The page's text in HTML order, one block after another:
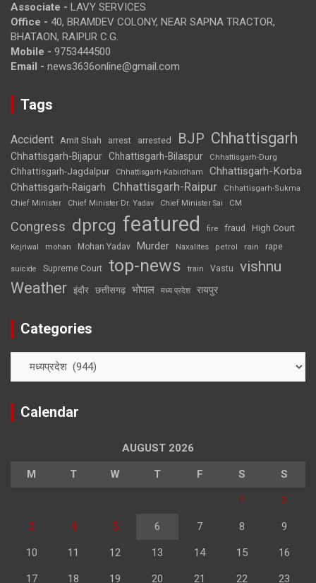
Associate - LAVY SERVICES
Office - 40, BRAMDEV COLONY, NEAR SAPNA TRACTOR,
BHATAON, RAIPUR C.G.
Mobile - 9753444500
Email - news3636online@gmail.com
Tags
Accident Amit Shah arrest arrested BJP Chhattisgarh
Chhattisgarh-Bijapur Chhattisgarh-Bilaspur Chhattisgarh-Durg
Chhattisgarh-Jagdalpur Chhattisgarh-Kabirdham Chhattisgarh-Korba
Chhattisgarh-Raigarh Chhattisgarh-Raipur
Chhattisgarh-Sukma
Chief Minister
Chief Minister Dr. Yadav Chief Minister Sai CM
Congress dprcg featured fire fraud High Court
Kejriwal mohan Mohan Yadav Murder Naxalites petrol rain rape
suicide Supreme Court top-news train Vastu vishnu
Weather इंदौर छत्तीसगढ़ भोपाल मध्य प्रदेश रायपुर
Categories
Categories
Calendar
AUGUST 2026
M T W T F S S
1 2
3 4 5 6 7 8 9
10 11 12 13 14 15 16
17 18 19 20 21 22 23